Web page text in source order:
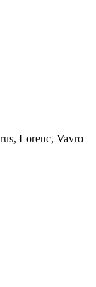
Lorenc, Vavro